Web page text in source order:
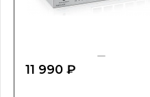
11 990 ₽